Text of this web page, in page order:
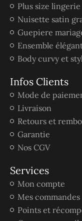
Plus size lingerie
Nuisette satin
Guepiere
Ensemble
Body curvy et
Infos Clients
Mode de
Livraison
Retours et
Garantie
Nos CGV
Services
Mon compte
Mes commandes
Points et